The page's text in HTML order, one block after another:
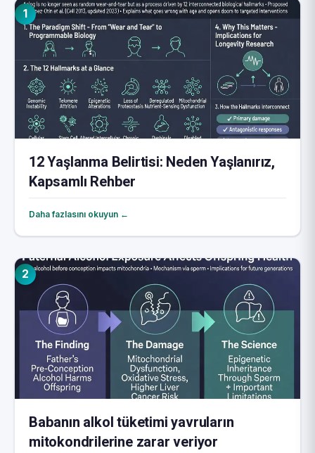
1
12 Yaşlanma Belirtisi: Neden Yaşlanırız,
Kapsamlı Rehber
Daha fazlasını okuyun ←
2
Babanın alkol tüketimi yavruların
mitokondrilerine zarar veriyor